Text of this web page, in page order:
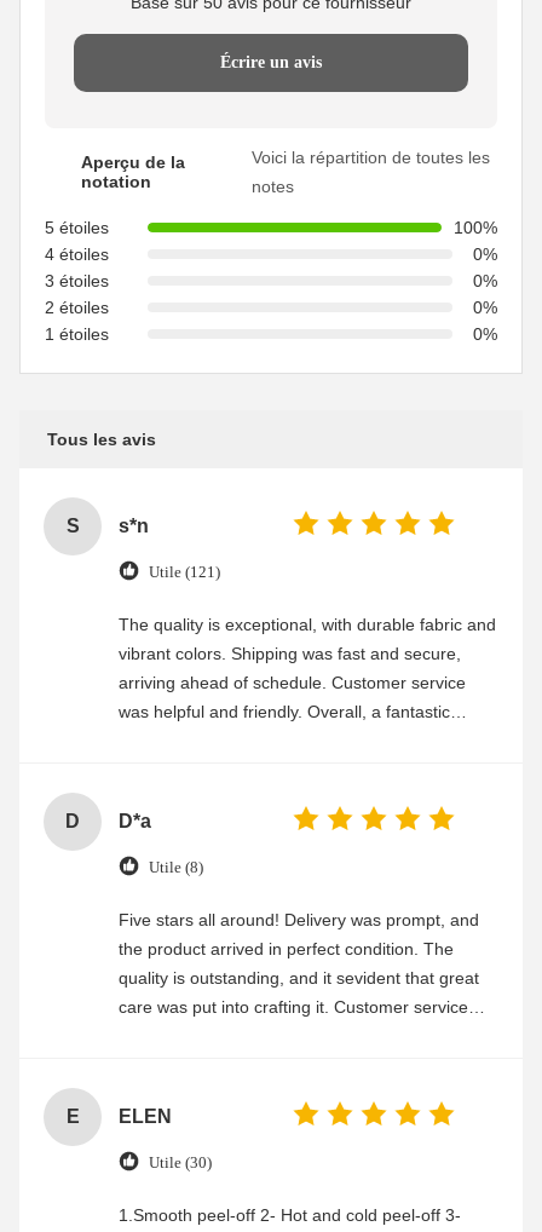
Écrire un avis
Aperçu de la
notation
Voici la répartition de toutes les
notes
5 étoiles
100%
4 étoiles
0%
3 étoiles
0%
2 étoiles
0%
1 étoiles
0%
Tous les avis
S s*n
Utile (121)
The quality is exceptional, with durable fabric and
vibrant colors. Shipping was fast and secure,
arriving ahead of schedule. Customer service
was helpful and friendly. Overall, a fantastic
D D*a
Utile (8)
Five stars all around! Delivery was prompt, and
the product arrived in perfect condition. The
quality is outstanding, and it sevident that great
care was put into crafting it. Customer service
E ELEN
Utile (30)
1.Smooth peel-off 2- Hot and cold peel-off 3-